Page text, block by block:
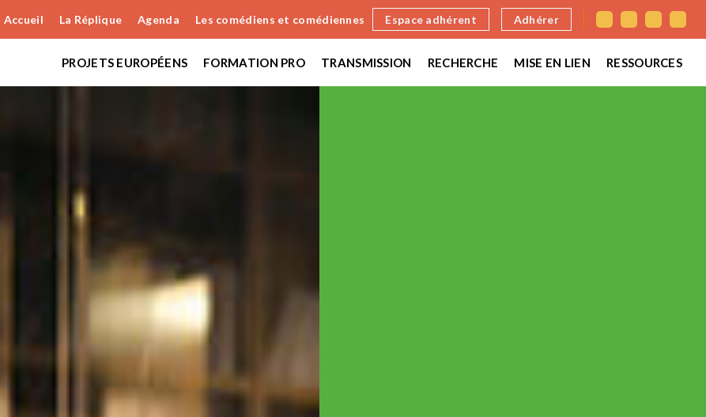
Accueil La Réplique Agenda Les comédiens et comédiennes Espace adhérent Adhérer
PROJETS EUROPÉENS FORMATION PRO TRANSMISSION RECHERCHE MISE EN LIEN RESSOURCES